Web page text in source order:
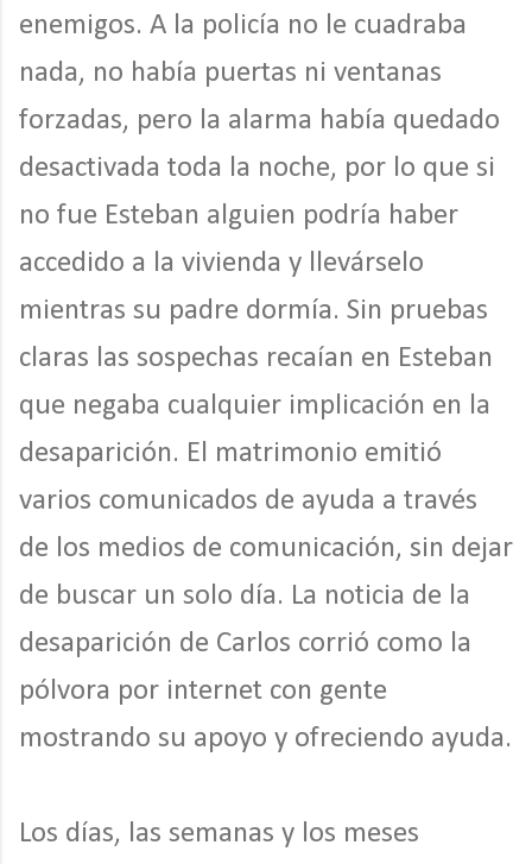
enemigos. A la policía no le cuadraba
nada, no había puertas ni ventanas
forzadas, pero la alarma había quedado
desactivada toda la noche, por lo que si
no fue Esteban alguien podría haber
accedido a la vivienda y llevárselo
mientras su padre dormía. Sin pruebas
claras las sospechas recaían en Esteban
que negaba cualquier implicación en la
desaparición. El matrimonio emitió
varios comunicados de ayuda a través
de los medios de comunicación, sin dejar
de buscar un solo día. La noticia de la
desaparición de Carlos corrió como la
pólvora por internet con gente
mostrando su apoyo y ofreciendo ayuda.
Los días, las semanas y los meses